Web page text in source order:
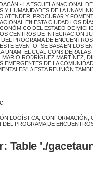
LA ESCUELA NACIONAL
Y HUMANIDADES DE LA UNAM
ATENDER, PROCURAR Y
EN ESTA CIUDAD LOS
DEL ESTADO DE
CENTROS DE INTEGRACIÓN
PROGRAMA DE
EVENTO “SE BASA EN LOS
UNAM, EL CUAL CONSIDERA
MARIO RODRÍGUEZ MARTÍNEZ,
EMERGENTES DE LA
A ESTA REUNIÓN
LOGÍSTICA; CONFORMACIÓN;
DEL PROGRAMA DE
Table './